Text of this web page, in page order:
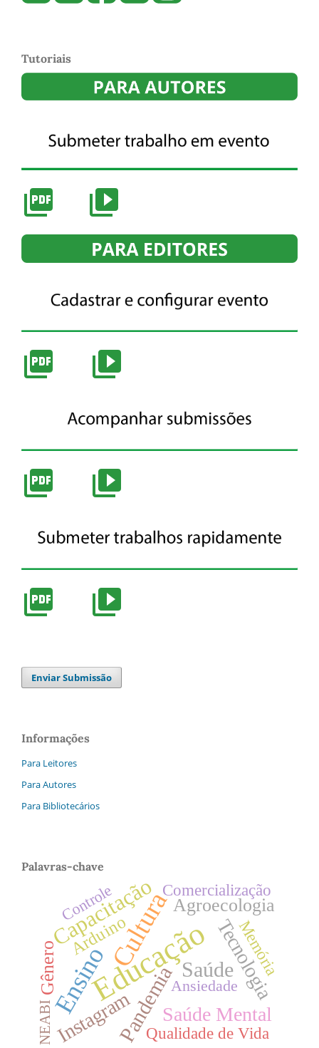
Tutoriais
Enviar Submissão
Informações
Para Leitores
Para Autores
Para Bibliotecários
Palavras-chave
Educação
Cultura
Ensino
Capacitação
Pandemia SaúdeTecnologia
Instagram Saúde Mental
Agroecologia
Gênero
Arduino
Qualidade de Vida
Memória
Comercialização
Controle
Ansiedade
NEABI